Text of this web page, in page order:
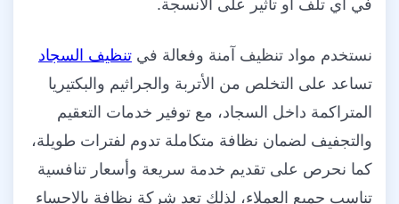
في أي تلف أو تأثير على الأنسجة.
نستخدم مواد تنظيف آمنة وفعالة في تنظيف السجاد
تساعد على التخلص من الأتربة والجراثيم والبكتيريا
المتراكمة داخل السجاد، مع توفير خدمات التعقيم
والتجفيف لضمان نظافة متكاملة تدوم لفترات طويلة،
كما نحرص على تقديم خدمة سريعة وأسعار تنافسية
تناسب جميع العملاء، لذلك تعد شركة نظافة بالاحساء